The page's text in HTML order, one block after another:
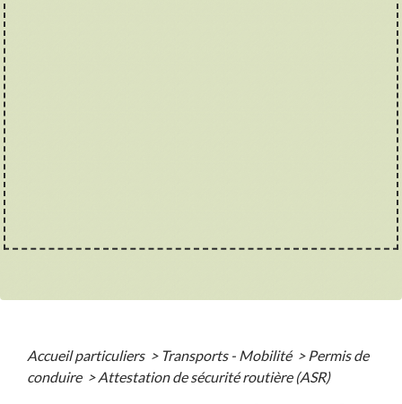
Accueil particuliers > Transports - Mobilité > Permis de
conduire > Attestation de sécurité routière (ASR)